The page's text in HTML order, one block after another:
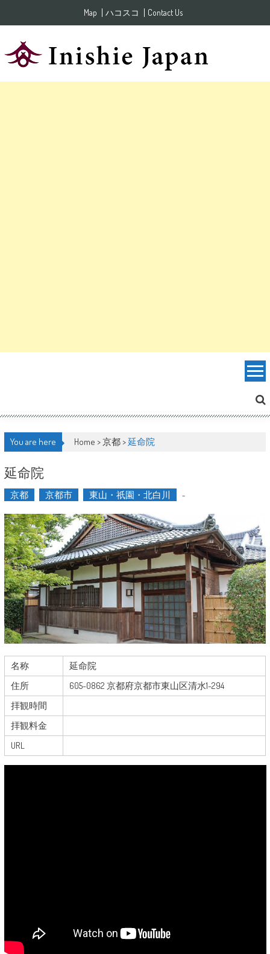
Map ハコスコ Contact Us
You are here Home >京都>延命院
延命院
京都 京都市 東山・祇園・北白川 -
名称
延命院
住所
605-0862 京都府京都市東山区清水1-294
拝観時間
拝観料金
URL